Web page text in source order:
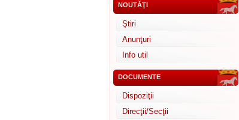
NOUTĂŢI
Ştiri
Anunţuri
Info util
DOCUMENTE
Dispoziţii
Direcţii/Secţii